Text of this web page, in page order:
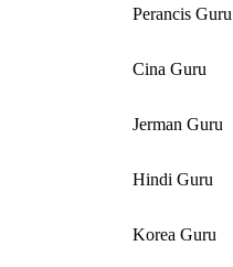
Perancis Guru
Cina Guru
Jerman Guru
Hindi Guru
Korea Guru